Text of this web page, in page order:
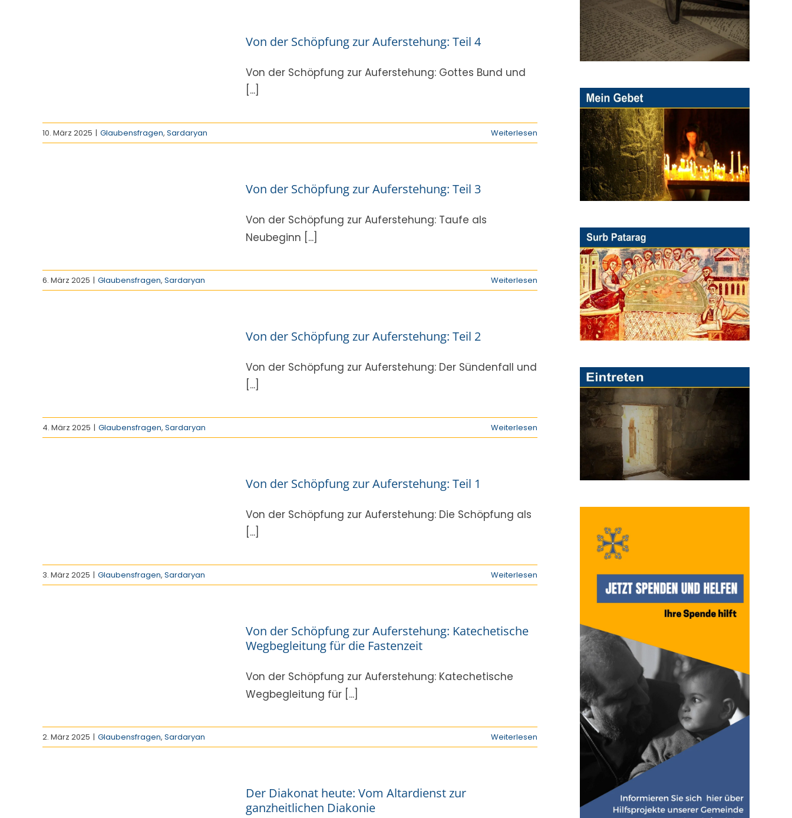
Von der Schöpfung zur Auferstehung: Teil 4
Von der Schöpfung zur Auferstehung: Gottes Bund und
[...]
10. März 2025 | Glaubensfragen, Sardaryan Weiterlesen
Von der Schöpfung zur Auferstehung: Teil 3
Von der Schöpfung zur Auferstehung: Taufe als
Neubeginn [...]
6. März 2025 | Glaubensfragen, Sardaryan Weiterlesen
Von der Schöpfung zur Auferstehung: Teil 2
Von der Schöpfung zur Auferstehung: Der Sündenfall und
[...]
4. März 2025 | Glaubensfragen, Sardaryan Weiterlesen
Von der Schöpfung zur Auferstehung: Teil 1
Von der Schöpfung zur Auferstehung: Die Schöpfung als
[...]
3. März 2025 | Glaubensfragen, Sardaryan Weiterlesen
Von der Schöpfung zur Auferstehung: Katechetische
Wegbegleitung für die Fastenzeit
Von der Schöpfung zur Auferstehung: Katechetische
Wegbegleitung für [...]
2. März 2025 | Glaubensfragen, Sardaryan Weiterlesen
Der Diakonat heute: Vom Altardienst zur
ganzheitlichen Diakonie